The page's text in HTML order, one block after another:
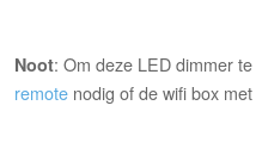
Noot: Om deze LED dimmer
remote nodig of de wifi box